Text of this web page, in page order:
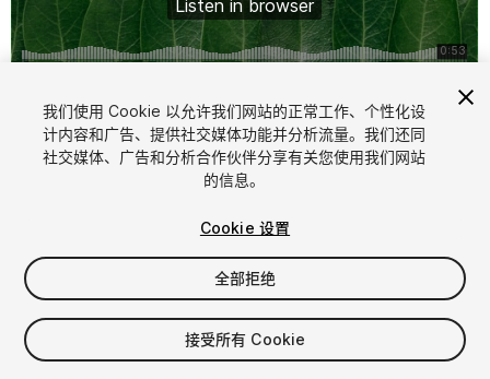
1/2
$25.35
增值税将在结算时计算
我们使用 Cookie 以允许我们网站的正常工作、个性化设
计内容和广告、提供社交媒体功能并分析流量。我们还同
社交媒体、广告和分析合作伙伴分享有关您使用我们网站
的信息。
Cookie 设置
全部拒绝
接受所有 Cookie